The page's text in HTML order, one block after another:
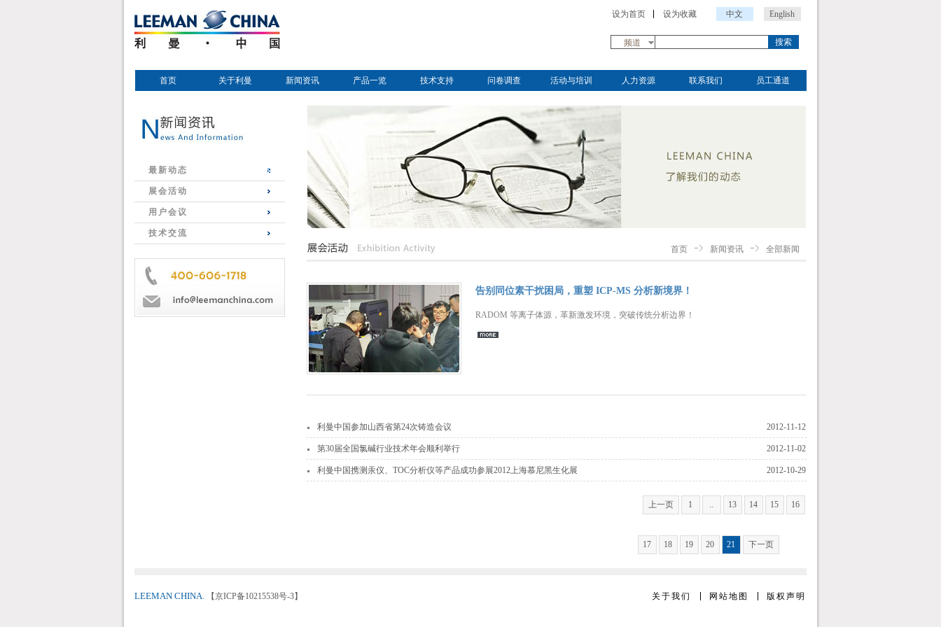
设为首页 设为收藏 中文 English
频道 搜索
首页 关于利曼 新闻资讯 产品一览 技术支持 问卷调查 活动与培训 人力资源 联系我们 员工通道
最新动态
展会活动
用户会议
技术交流
首页
新闻资讯 全部新闻
告别同位素干扰困局，重塑 ICP-MS 分析新境界！
RADOM 等离子体源，革新激发环境，突破传统分析边界！
2012-11-12
利曼中国参加山西省第24次铸造会议
2012-11-02
第30届全国氯碱行业技术年会顺利举行
2012-10-29
利曼中国携测汞仪、TOC分析仪等产品成功参展2012上海慕尼黑生化展
上一页 1 .. 13 14 15 16
17 18 19 20 21 下一页
LEEMAN CHINA. 【京ICP备10215538号-3】 关于我们 网站地图 版权声明